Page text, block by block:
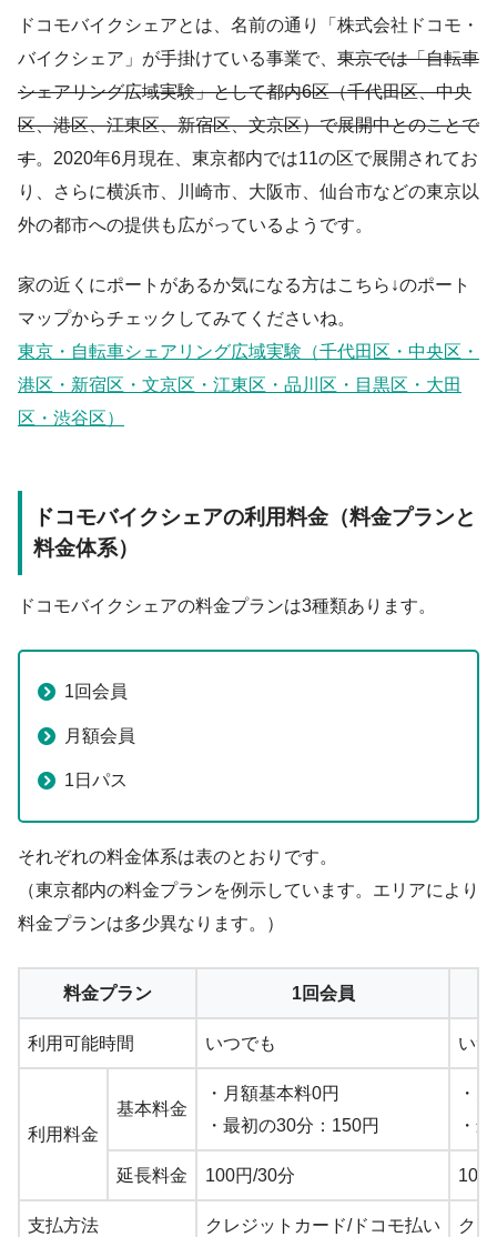
ドコモバイクシェアとは、名前の通り「株式会社ドコモ・
バイクシェア」が手掛けている事業で、 東京では「自転車
シェアリング広域実験」として都内6区（千代田区、中央
区、港区、江東区、新宿区、文京区）で展開中とのことで
す。2020年6月現在、東京都内では11の区で展開されてお
り、さらに横浜市、川崎市、大阪市、仙台市などの東京以
外の都市への提供も広がっているようです。
家の近くにポートがあるか気になる方はこちら↓のポート
マップからチェックしてみてくださいね。
東京・自転車シェアリング広域実験（千代田区・中央区・
港区・新宿区・文京区・江東区・品川区・目黒区・大田
区・渋谷区）
ドコモバイクシェアの利用料金（料金プランと
料金体系）
ドコモバイクシェアの料金プランは3種類あります。
1回会員
月額会員
1日パス
それぞれの料金体系は表のとおりです。
（東京都内の料金プランを例示しています。エリアにより
料金プランは多少異なります。）
料金プラン 1回会員
利用可能時間 いつでも い
利用料金
基本料金
・月額基本料0円
・最初の30分：150円
・
・
延長料金 100円/30分 100
支払方法 クレジットカード/ドコモ払い ク